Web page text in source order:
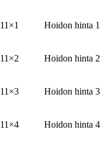
11×1
Hoidon hinta
11×2
Hoidon hinta
11×3
Hoidon hinta
11×4
Hoidon hinta